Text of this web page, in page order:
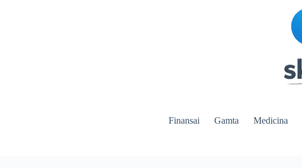
Finansai Gamta Medicina